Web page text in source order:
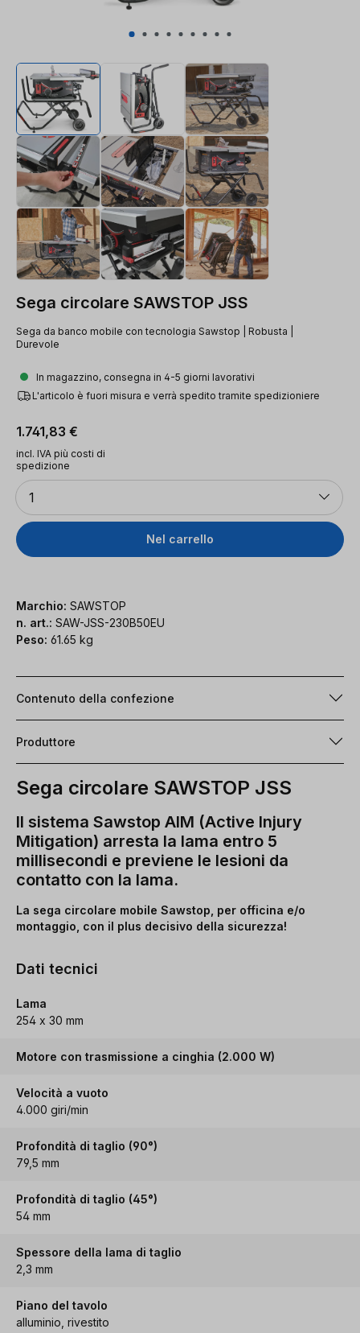
Sega circolare SAWSTOP JSS
Sega da banco mobile con tecnologia Sawstop | Robusta |
Durevole
In magazzino, consegna in 4-5 giorni lavorativi
L'articolo è fuori misura e verrà spedito tramite spedizioniere
Prezzo normale:
1.741,83 €
incl. IVA più costi di
spedizione
Quantità
1
Nel carrello
Marchio: SAWSTOP
n. art.: SAW-JSS-230B50EU
Peso: 61.65 kg
Contenuto della confezione
Produttore
Sega circolare SAWSTOP JSS
Il sistema Sawstop AIM (Active Injury
Mitigation) arresta la lama entro 5
millisecondi e previene le lesioni da
contatto con la lama.
La sega circolare mobile Sawstop, per officina e/o
montaggio, con il plus decisivo della sicurezza!
Dati tecnici
Lama
254 x 30 mm
Motore con trasmissione a cinghia (2.000 W)
Velocità a vuoto
4.000 giri/min
Profondità di taglio (90°)
79,5 mm
Profondità di taglio (45°)
54 mm
Spessore della lama di taglio
2,3 mm
Piano del tavolo
alluminio, rivestito